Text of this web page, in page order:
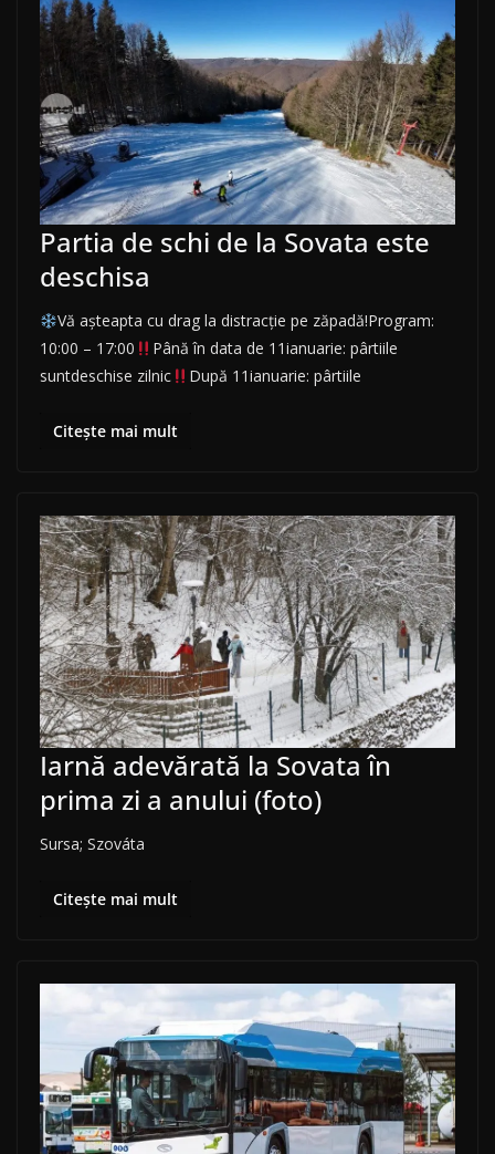
Partia de schi de la Sovata este
deschisa
Vă aşteapta cu drag la distracție pe zăpadă!Program:
10:00 – 17:00
Până în data de 11ianuarie: pârtiile
suntdeschise zilnic
După 11ianuarie: pârtiile
Citește mai mult
Iarnă adevărată la Sovata în
prima zi a anului (foto)
Sursa; Szováta
Citește mai mult